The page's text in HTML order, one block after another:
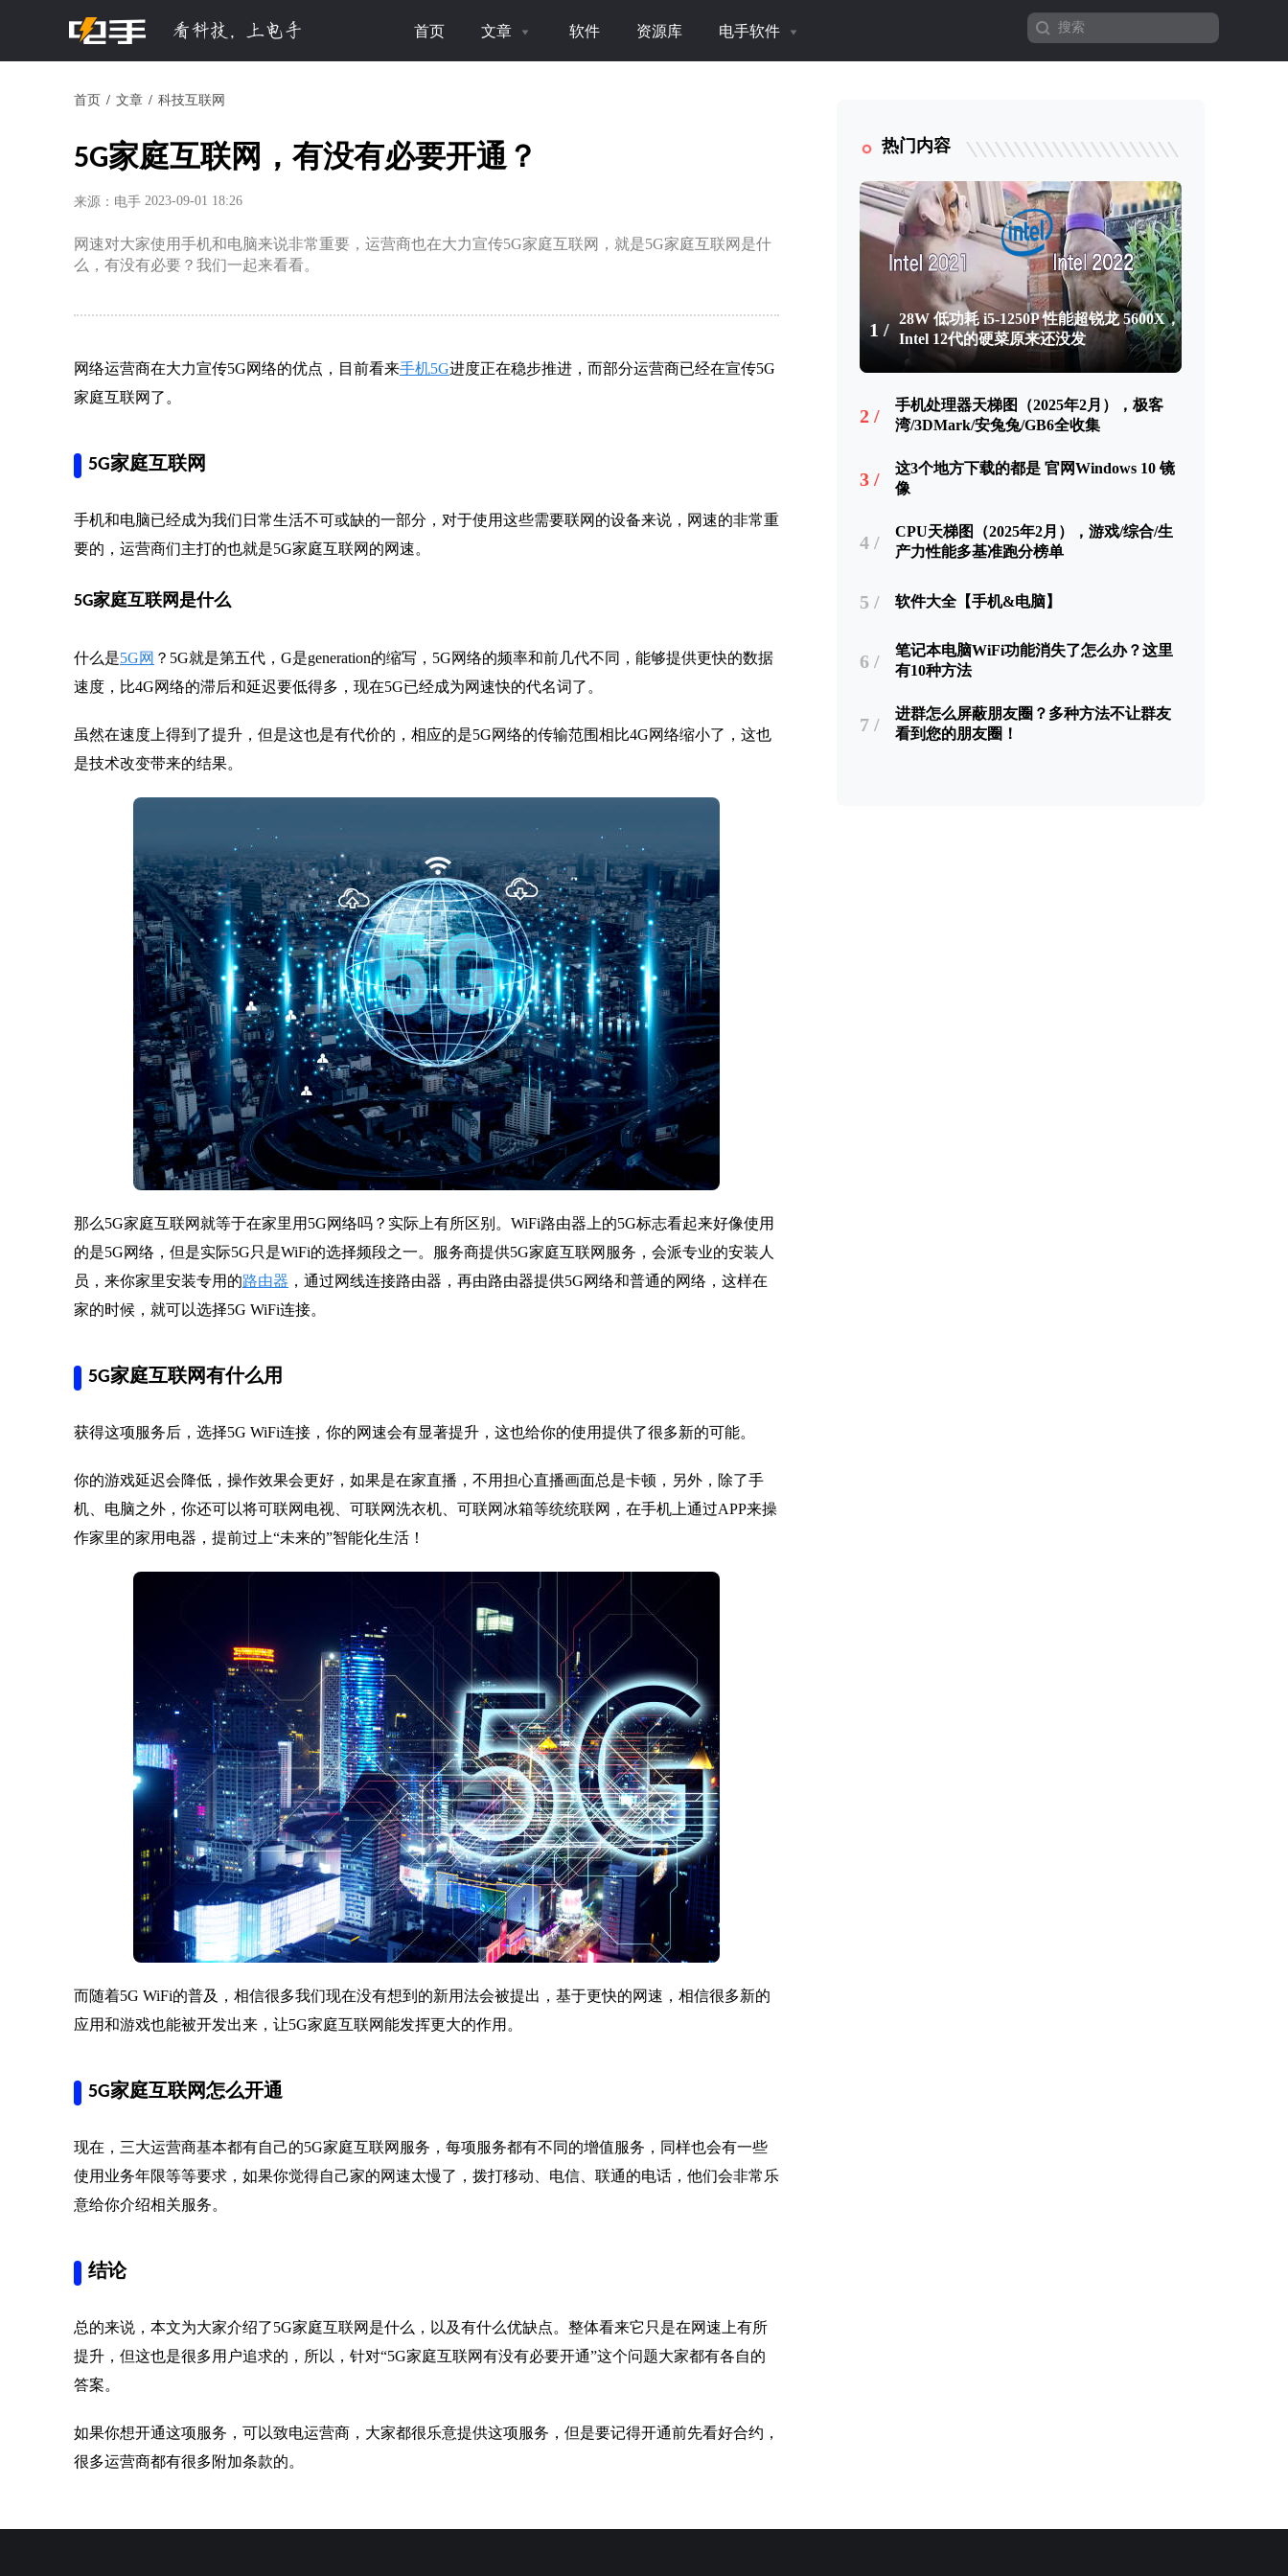
首页 文章 软件 资源库 电手软件
首页 文章 科技互联网
5G家庭互联网，有没有必要开通？
来源：电手 2023-09-01 18:26
网速对大家使用手机和电脑来说非常重要，运营商也在大力宣传5G家庭互联网，就是5G家庭互联网是什
么，有没有必要？我们一起来看看。
网络运营商在大力宣传5G网络的优点，目前看来手机5G进度正在稳步推进，而部分运营商已经在宣传5G
家庭互联网了。
5G家庭互联网
手机和电脑已经成为我们日常生活不可或缺的一部分，对于使用这些需要联网的设备来说，网速的非常重
要的，运营商们主打的也就是5G家庭互联网的网速。
5G家庭互联网是什么
什么是5G网 ？5G就是第五代，G是generation的缩写，5G网络的频率和前几代不同，能够提供更快的数据
速度，比4G网络的滞后和延迟要低得多，现在5G已经成为网速快的代名词了。
虽然在速度上得到了提升，但是这也是有代价的，相应的是5G网络的传输范围相比4G网络缩小了，这也
是技术改变带来的结果。
那么5G家庭互联网就等于在家里用5G网络吗？实际上有所区别。WiFi路由器上的5G标志看起来好像使用
的是5G网络，但是实际5G只是WiFi的选择频段之一。服务商提供5G家庭互联网服务，会派专业的安装人
员，来你家里安装专用的路由器 ，通过网线连接路由器，再由路由器提供5G网络和普通的网络，这样在
家的时候，就可以选择5G WiFi连接。
5G家庭互联网有什么用
获得这项服务后，选择5G WiFi连接，你的网速会有显著提升，这也给你的使用提供了很多新的可能。
你的游戏延迟会降低，操作效果会更好，如果是在家直播，不用担心直播画面总是卡顿，另外，除了手
机、电脑之外，你还可以将可联网电视、可联网洗衣机、可联网冰箱等统统联网，在手机上通过APP来操
作家里的家用电器，提前过上“未来的”智能化生活！
而随着5G WiFi的普及，相信很多我们现在没有想到的新用法会被提出，基于更快的网速，相信很多新的
应用和游戏也能被开发出来，让5G家庭互联网能发挥更大的作用。
5G家庭互联网怎么开通
现在，三大运营商基本都有自己的5G家庭互联网服务，每项服务都有不同的增值服务，同样也会有一些
使用业务年限等等要求，如果你觉得自己家的网速太慢了，拨打移动、电信、联通的电话，他们会非常乐
意给你介绍相关服务。
结论
总的来说，本文为大家介绍了5G家庭互联网是什么，以及有什么优缺点。整体看来它只是在网速上有所
提升，但这也是很多用户追求的，所以，针对“5G家庭互联网有没有必要开通”这个问题大家都有各自的
答案。
如果你想开通这项服务，可以致电运营商，大家都很乐意提供这项服务，但是要记得开通前先看好合约，
很多运营商都有很多附加条款的。
热门内容
1 /
28W 低功耗 i5-1250P 性能超锐龙 5600X，
Intel 12代的硬菜原来还没发
2 /
手机处理器天梯图（2025年2月），极客
湾/3DMark/安兔兔/GB6全收集
3 /
这3个地方下载的都是 官网Windows 10 镜
像
4 /
CPU天梯图（2025年2月），游戏/综合/生
产力性能多基准跑分榜单
5 / 软件大全【手机&电脑】
6 /
笔记本电脑WiFi功能消失了怎么办？这里
有10种方法
7 /
进群怎么屏蔽朋友圈？多种方法不让群友
看到您的朋友圈！